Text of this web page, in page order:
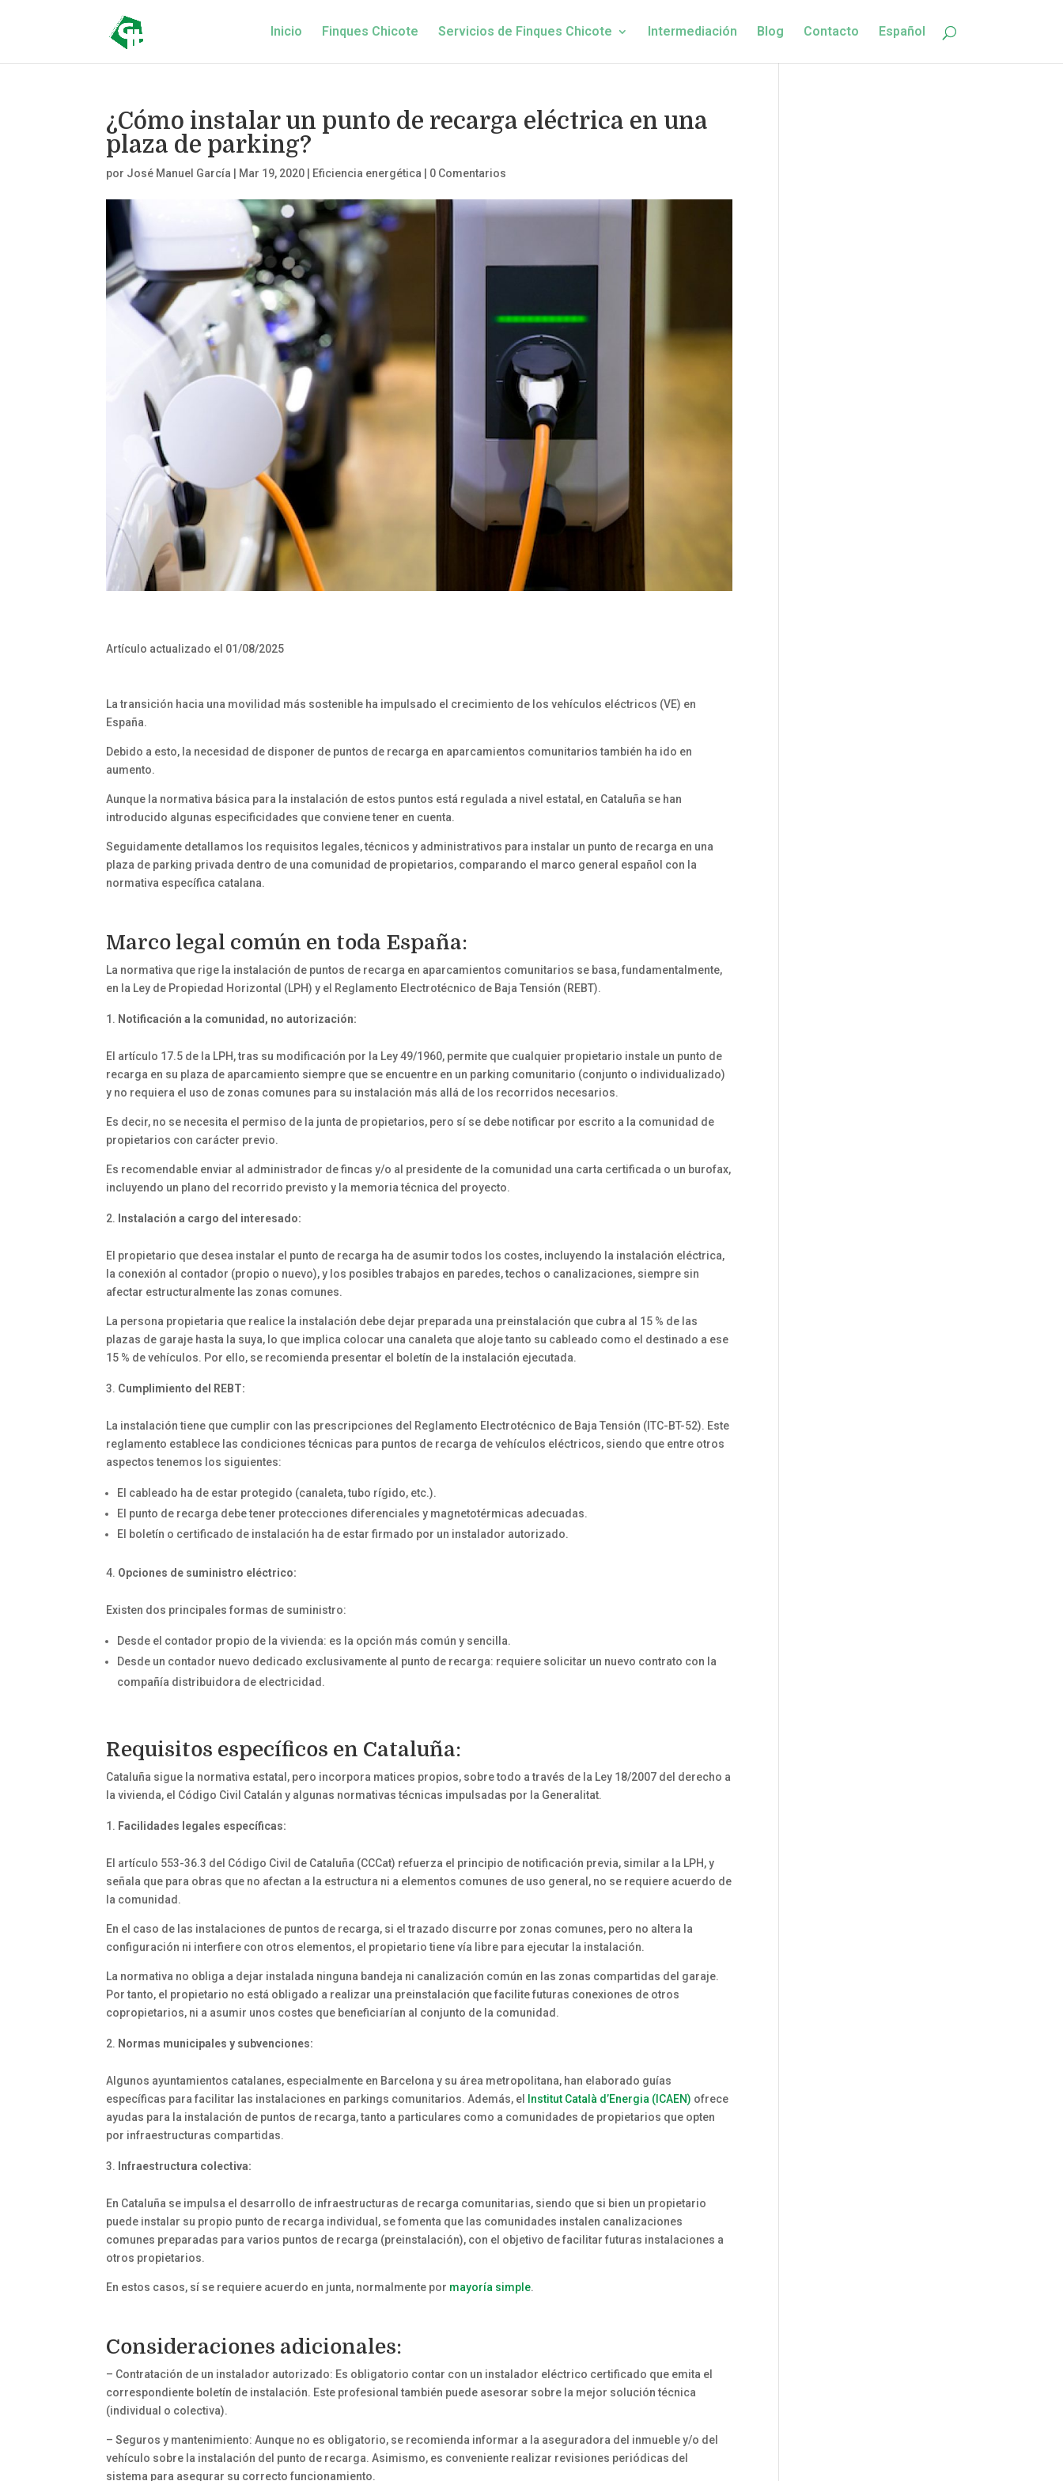
Inicio Finques Chicote Servicios de Finques Chicote Intermediación Blog Contacto Español
¿Cómo instalar un punto de recarga eléctrica en una
plaza de parking?
por José Manuel García Mar 19, 2020 Eficiencia energética 0 Comentarios
Artículo actualizado el 01/08/2025
La transición hacia una movilidad más sostenible ha impulsado el crecimiento de los vehículos eléctricos (VE) en
España.
Debido a esto, la necesidad de disponer de puntos de recarga en aparcamientos comunitarios también ha ido en
aumento.
Aunque la normativa básica para la instalación de estos puntos está regulada a nivel estatal, en Cataluña se han
introducido algunas especificidades que conviene tener en cuenta.
Seguidamente detallamos los requisitos legales, técnicos y administrativos para instalar un punto de recarga en una
plaza de parking privada dentro de una comunidad de propietarios, comparando el marco general español con la
normativa específica catalana.
Marco legal común en toda España:
La normativa que rige la instalación de puntos de recarga en aparcamientos comunitarios se basa, fundamentalmente,
en la Ley de Propiedad Horizontal (LPH) y el Reglamento Electrotécnico de Baja Tensión (REBT).
Notificación a la comunidad, no autorización:
El artículo 17.5 de la LPH, tras su modificación por la Ley 49/1960, permite que cualquier propietario instale un punto de
recarga en su plaza de aparcamiento siempre que se encuentre en un parking comunitario (conjunto o individualizado)
y no requiera el uso de zonas comunes para su instalación más allá de los recorridos necesarios.
Es decir, no se necesita el permiso de la junta de propietarios, pero sí se debe notificar por escrito a la comunidad de
propietarios con carácter previo.
Es recomendable enviar al administrador de fincas y/o al presidente de la comunidad una carta certificada o un burofax,
incluyendo un plano del recorrido previsto y la memoria técnica del proyecto.
Instalación a cargo del interesado:
El propietario que desea instalar el punto de recarga ha de asumir todos los costes, incluyendo la instalación eléctrica,
la conexión al contador (propio o nuevo), y los posibles trabajos en paredes, techos o canalizaciones, siempre sin
afectar estructuralmente las zonas comunes.
La persona propietaria que realice la instalación debe dejar preparada una preinstalación que cubra al 15 % de las
plazas de garaje hasta la suya, lo que implica colocar una canaleta que aloje tanto su cableado como el destinado a ese
15 % de vehículos. Por ello, se recomienda presentar el boletín de la instalación ejecutada.
Cumplimiento del REBT:
La instalación tiene que cumplir con las prescripciones del Reglamento Electrotécnico de Baja Tensión (ITC-BT-52). Este
reglamento establece las condiciones técnicas para puntos de recarga de vehículos eléctricos, siendo que entre otros
aspectos tenemos los siguientes:
El cableado ha de estar protegido (canaleta, tubo rígido, etc.).
El punto de recarga debe tener protecciones diferenciales y magnetotérmicas adecuadas.
El boletín o certificado de instalación ha de estar firmado por un instalador autorizado.
Opciones de suministro eléctrico:
Existen dos principales formas de suministro:
Desde el contador propio de la vivienda: es la opción más común y sencilla.
Desde un contador nuevo dedicado exclusivamente al punto de recarga: requiere solicitar un nuevo contrato con la
compañía distribuidora de electricidad.
Requisitos específicos en Cataluña:
Cataluña sigue la normativa estatal, pero incorpora matices propios, sobre todo a través de la Ley 18/2007 del derecho a
la vivienda, el Código Civil Catalán y algunas normativas técnicas impulsadas por la Generalitat.
Facilidades legales específicas:
El artículo 553-36.3 del Código Civil de Cataluña (CCCat) refuerza el principio de notificación previa, similar a la LPH, y
señala que para obras que no afectan a la estructura ni a elementos comunes de uso general, no se requiere acuerdo de
la comunidad.
En el caso de las instalaciones de puntos de recarga, si el trazado discurre por zonas comunes, pero no altera la
configuración ni interfiere con otros elementos, el propietario tiene vía libre para ejecutar la instalación.
La normativa no obliga a dejar instalada ninguna bandeja ni canalización común en las zonas compartidas del garaje.
Por tanto, el propietario no está obligado a realizar una preinstalación que facilite futuras conexiones de otros
copropietarios, ni a asumir unos costes que beneficiarían al conjunto de la comunidad.
Normas municipales y subvenciones:
Algunos ayuntamientos catalanes, especialmente en Barcelona y su área metropolitana, han elaborado guías
específicas para facilitar las instalaciones en parkings comunitarios. Además, el
Institut Català d’Energia (ICAEN) ofrece
ayudas para la instalación de puntos de recarga, tanto a particulares como a comunidades de propietarios que opten
por infraestructuras compartidas.
Infraestructura colectiva:
En Cataluña se impulsa el desarrollo de infraestructuras de recarga comunitarias, siendo que si bien un propietario
puede instalar su propio punto de recarga individual, se fomenta que las comunidades instalen canalizaciones
comunes preparadas para varios puntos de recarga (preinstalación), con el objetivo de facilitar futuras instalaciones a
otros propietarios.
En estos casos, sí se requiere acuerdo en junta, normalmente por mayoría simple.
Consideraciones adicionales:
– Contratación de un instalador autorizado: Es obligatorio contar con un instalador eléctrico certificado que emita el
correspondiente boletín de instalación. Este profesional también puede asesorar sobre la mejor solución técnica
(individual o colectiva).
– Seguros y mantenimiento: Aunque no es obligatorio, se recomienda informar a la aseguradora del inmueble y/o del
vehículo sobre la instalación del punto de recarga. Asimismo, es conveniente realizar revisiones periódicas del
sistema para asegurar su correcto funcionamiento.